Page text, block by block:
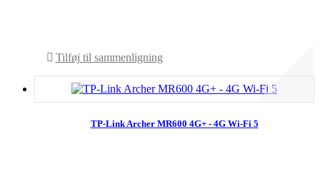
Tilføj til sammenligning
TP-Link Archer MR600 4G+ - 4G Wi-Fi 5